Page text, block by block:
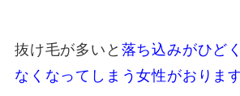
抜け毛が多いと 落ち込みがひど
なくなってしまう女性がおります